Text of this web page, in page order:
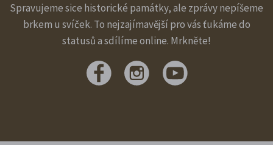
Spravujeme sice historické památky, ale zprávy nepíšeme
brkem u svíček. To nejzajímavější pro vás ťukáme do
statusů a sdílíme online. Mrkněte!